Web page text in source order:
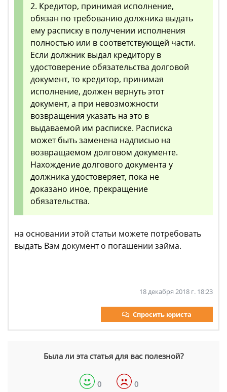
2. Кредитор, принимая исполнение,
обязан по требованию должника выдать
ему расписку в получении исполнения
полностью или в соответствующей части.
Если должник выдал кредитору в
удостоверение обязательства долговой
документ, то кредитор, принимая
исполнение, должен вернуть этот
документ, а при невозможности
возвращения указать на это в
выдаваемой им расписке. Расписка
может быть заменена надписью на
возвращаемом долговом документе.
Нахождение долгового документа у
должника удостоверяет, пока не
доказано иное, прекращение
обязательства.
на основании этой статьи можете потребовать
выдать Вам документ о погашении займа.
18 декабря 2018 г. 18:23
Спросить юриста
Была ли эта статья для вас полезной?
0 0